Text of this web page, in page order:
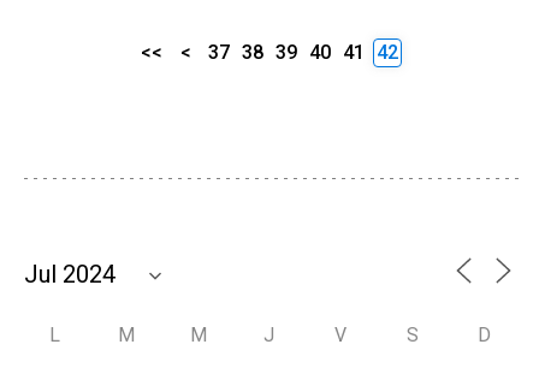
<< < 37 38 39 40 41 42
L M M J V S D